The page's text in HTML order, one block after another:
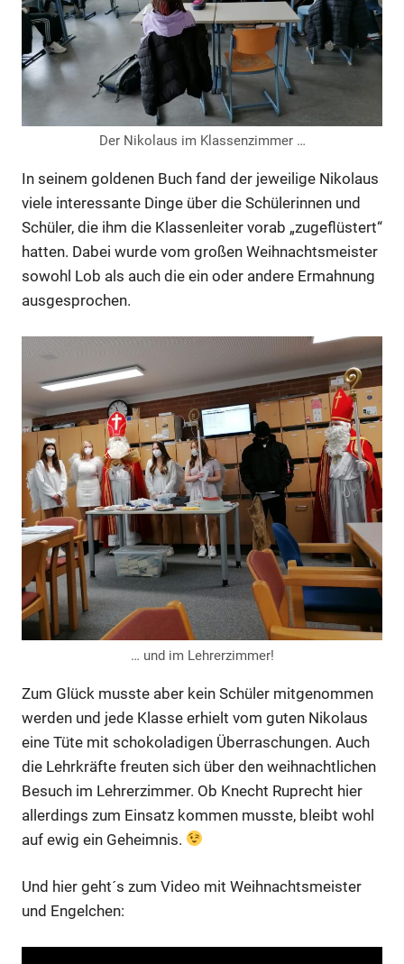
Der Nikolaus im Klassenzimmer …
In seinem goldenen Buch fand der jeweilige Nikolaus
viele interessante Dinge über die Schülerinnen und
Schüler, die ihm die Klassenleiter vorab „zugeflüstert“
hatten. Dabei wurde vom großen Weihnachtsmeister
sowohl Lob als auch die ein oder andere Ermahnung
ausgesprochen.
… und im Lehrerzimmer!
Zum Glück musste aber kein Schüler mitgenommen
werden und jede Klasse erhielt vom guten Nikolaus
eine Tüte mit schokoladigen Überraschungen. Auch
die Lehrkräfte freuten sich über den weihnachtlichen
Besuch im Lehrerzimmer. Ob Knecht Ruprecht hier
allerdings zum Einsatz kommen musste, bleibt wohl
auf ewig ein Geheimnis.
Und hier geht´s zum Video mit Weihnachtsmeister
und Engelchen: